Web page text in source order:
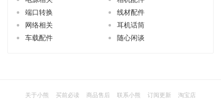
端口转换
线材配件
网络相关
耳机话筒
车载配件
随心闲谈
关于小熊 买前必读 商品售后 联系小熊 订阅更新
淘宝店